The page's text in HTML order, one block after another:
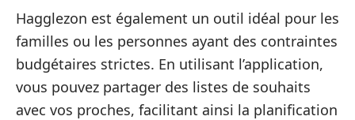
Hagglezon est également un outil idéal pour les
familles ou les personnes ayant des contraintes
budgétaires strictes. En utilisant l’application,
vous pouvez partager des listes de souhaits
avec vos proches, facilitant ainsi la planification